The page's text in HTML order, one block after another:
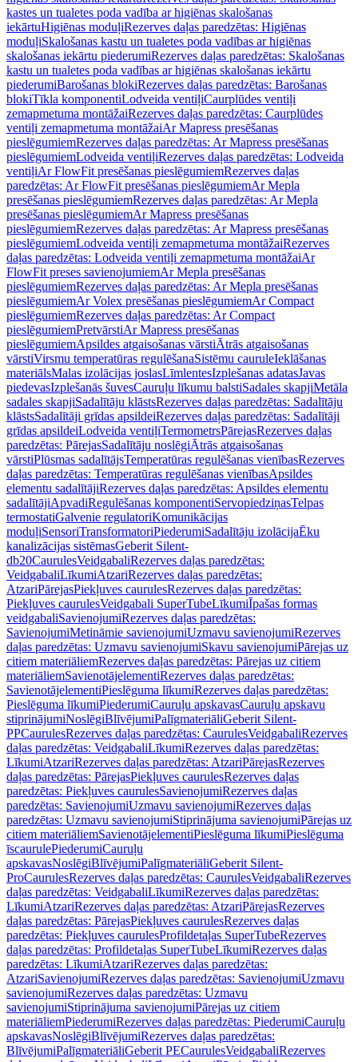
kastes un tualetes poda vadība ar higiēnas skalošanas
iekārtuHigiēnas moduļiRezerves daļas paredzētas: Higiēnas
moduļiSkalošanas kastu un tualetes poda vadības ar higiēnas
skalošanas iekārtu piederumiRezerves daļas paredzētas: Skalošanas
kastu un tualetes poda vadības ar higiēnas skalošanas iekārtu
piederumiBarošanas blokiRezerves daļas paredzētas: Barošanas
blokiTīkla komponentiLodveida ventiļiCaurplūdes ventiļi
zemapmetuma montāžaiRezerves daļas paredzētas: Caurplūdes
ventiļi zemapmetuma montāžaiAr Mapress presēšanas
pieslēgumiemRezerves daļas paredzētas: Ar Mapress presēšanas
pieslēgumiemLodveida ventiļiRezerves daļas paredzētas: Lodveida
ventiļiAr FlowFit presēšanas pieslēgumiemRezerves daļas
paredzētas: Ar FlowFit presēšanas pieslēgumiemAr Mepla
presēšanas pieslēgumiemRezerves daļas paredzētas: Ar Mepla
presēšanas pieslēgumiemAr Mapress presēšanas
pieslēgumiemRezerves daļas paredzētas: Ar Mapress presēšanas
pieslēgumiemLodveida ventiļi zemapmetuma montāžaiRezerves
daļas paredzētas: Lodveida ventiļi zemapmetuma montāžaiAr
FlowFit preses savienojumiemAr Mepla presēšanas
pieslēgumiemRezerves daļas paredzētas: Ar Mepla presēšanas
pieslēgumiemAr Volex presēšanas pieslēgumiemAr Compact
pieslēgumiemRezerves daļas paredzētas: Ar Compact
pieslēgumiemPretvārstiAr Mapress presēšanas
pieslēgumiemApsildes atgaisošanas vārstiĀtrās atgaisošanas
vārstiVirsmu temperatūras regulēšanaSistēmu cauruleIeklāšanas
materiālsMalas izolācijas joslasLīmlentesIzplešanas adatasJavas
piedevasIzplešanās šuvesCauruļu līkumu balstiSadales skapjiMetāla
sadales skapjiSadalītāju klāstsRezerves daļas paredzētas: Sadalītāju
klāstsSadalītāji grīdas apsildeiRezerves daļas paredzētas: Sadalītāji
grīdas apsildeiLodveida ventiļiTermometrsPārejasRezerves daļas
paredzētas: PārejasSadalītāju noslēgiĀtrās atgaisošanas
vārstiPlūsmas sadalītājsTemperatūras regulēšanas vienībasRezerves
daļas paredzētas: Temperatūras regulēšanas vienībasApsildes
elementu sadalītājiRezerves daļas paredzētas: Apsildes elementu
sadalītājiApvadiRegulēšanas komponentiServopiedziņasTelpas
termostatiGalvenie regulatoriKomunikācijas
moduļiSensoriTransformatoriPiederumiSadalītāju izolācijaĒku
kanalizācijas sistēmasGeberit Silent-
db20CaurulesVeidgabaliRezerves daļas paredzētas:
VeidgabaliLīkumiAtzariRezerves daļas paredzētas:
AtzariPārejasPiekļuves caurulesRezerves daļas paredzētas:
Piekļuves caurulesVeidgabali SuperTubeLīkumiĪpašas formas
veidgabaliSavienojumiRezerves daļas paredzētas:
SavienojumiMetināmie savienojumiUzmavu savienojumiRezerves
daļas paredzētas: Uzmavu savienojumiSkavu savienojumiPārejas uz
citiem materiāliemRezerves daļas paredzētas: Pārejas uz citiem
materiāliemSavienotājelementiRezerves daļas paredzētas:
SavienotājelementiPieslēguma līkumiRezerves daļas paredzētas:
Pieslēguma līkumiPiederumiCauruļu apskavasCauruļu apskavu
stiprinājumiNoslēgiBlīvējumiPalīgmateriāliGeberit Silent-
PPCaurulesRezerves daļas paredzētas: CaurulesVeidgabaliRezerves
daļas paredzētas: VeidgabaliLīkumiRezerves daļas paredzētas:
LīkumiAtzariRezerves daļas paredzētas: AtzariPārejasRezerves
daļas paredzētas: PārejasPiekļuves caurulesRezerves daļas
paredzētas: Piekļuves caurulesSavienojumiRezerves daļas
paredzētas: SavienojumiUzmavu savienojumiRezerves daļas
paredzētas: Uzmavu savienojumiStiprinājuma savienojumiPārejas uz
citiem materiāliemSavienotājelementiPieslēguma līkumiPieslēguma
īscaurulePiederumiCauruļu
apskavasNoslēgiBlīvējumiPalīgmateriāliGeberit Silent-
ProCaurulesRezerves daļas paredzētas: CaurulesVeidgabaliRezerves
daļas paredzētas: VeidgabaliLīkumiRezerves daļas paredzētas:
LīkumiAtzariRezerves daļas paredzētas: AtzariPārejasRezerves
daļas paredzētas: PārejasPiekļuves caurulesRezerves daļas
paredzētas: Piekļuves caurulesProfildetaļas SuperTubeRezerves
daļas paredzētas: Profildetaļas SuperTubeLīkumiRezerves daļas
paredzētas: LīkumiAtzariRezerves daļas paredzētas:
AtzariSavienojumiRezerves daļas paredzētas: SavienojumiUzmavu
savienojumiRezerves daļas paredzētas: Uzmavu
savienojumiStiprinājuma savienojumiPārejas uz citiem
materiāliemPiederumiRezerves daļas paredzētas: PiederumiCauruļu
apskavasNoslēgiBlīvējumiRezerves daļas paredzētas:
BlīvējumiPalīgmateriāliGeberit PECaurulesVeidgabaliRezerves